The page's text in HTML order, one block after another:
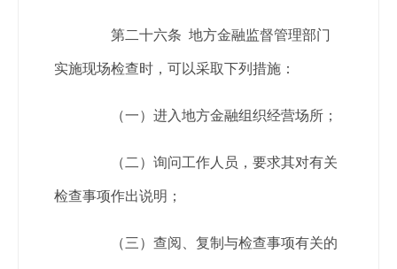
第二十六条 地方金融监督管理部门
实施现场检查时，可以采取下列措施：
（一）进入地方金融组织经营场所；
（二）询问工作人员，要求其对有关
检查事项作出说明；
（三）查阅、复制与检查事项有关的